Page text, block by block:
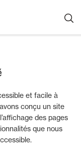
et facile à
conçu un site
des pages
que nous